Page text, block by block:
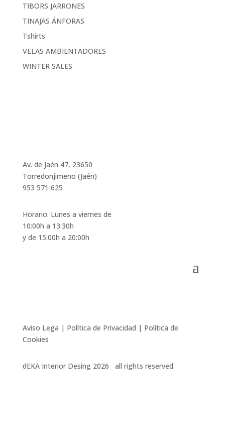
TIBORS JARRONES
TINAJAS ÁNFORAS
Tshirts
VELAS AMBIENTADORES
WINTER SALES
Av. de Jaén 47, 23650
Torredonjimeno (Jaén)
953 571 625
Horario: Lunes a viernes de
10:00h a 13:30h
y de 15:00h a 20:00h
Aviso Lega | Política de Privacidad | Política de
Cookies
dEKA Interior Desing 2026 all rights reserved